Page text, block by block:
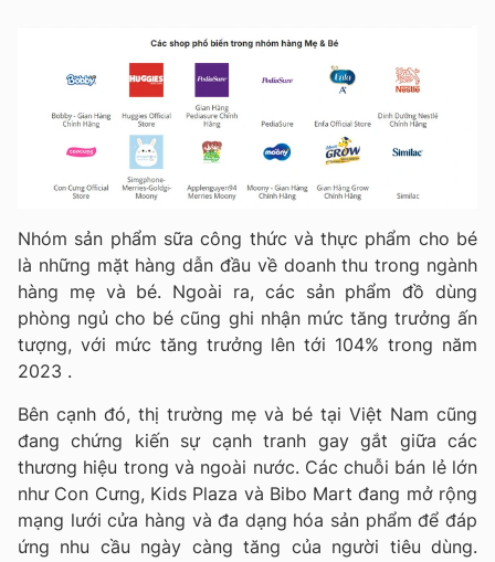
Nhóm sản phẩm sữa công thức và thực phẩm cho bé
là những mặt hàng dẫn đầu về doanh thu trong ngành
hàng mẹ và bé. Ngoài ra, các sản phẩm đồ dùng
phòng ngủ cho bé cũng ghi nhận mức tăng trưởng ấn
tượng, với mức tăng trưởng lên tới 104% trong năm
2023 .
Bên cạnh đó, thị trường mẹ và bé tại Việt Nam cũng
đang chứng kiến sự cạnh tranh gay gắt giữa các
thương hiệu trong và ngoài nước. Các chuỗi bán lẻ lớn
như Con Cưng, Kids Plaza và Bibo Mart đang mở rộng
mạng lưới cửa hàng và đa dạng hóa sản phẩm để đáp
ứng nhu cầu ngày càng tăng của người tiêu dùng.